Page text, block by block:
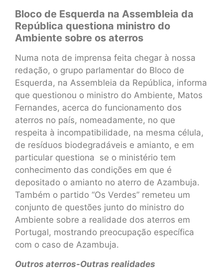
Bloco de Esquerda na Assembleia da
República questiona ministro do
Ambiente sobre os aterros
Numa nota de imprensa feita chegar à nossa
redação, o grupo parlamentar do Bloco de
Esquerda, na Assembleia da República, informa
que questionou o ministro do Ambiente, Matos
Fernandes, acerca do funcionamento dos
aterros no país, nomeadamente, no que
respeita à incompatibilidade, na mesma célula,
de resíduos biodegradáveis e amianto, e em
particular questiona se o ministério tem
conhecimento das condições em que é
depositado o amianto no aterro de Azambuja.
Também o partido “Os Verdes” remeteu um
conjunto de questões junto do ministro do
Ambiente sobre a realidade dos aterros em
Portugal, mostrando preocupação específica
com o caso de Azambuja.
Outros aterros-Outras realidades